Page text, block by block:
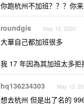
你跑杭州不加班？？？你
roundgis May 12, 2020
大華自己都加班很多
我 17 年因為其加班太多拒
hq136234303 May 13,
想去杭州 但是出了名的